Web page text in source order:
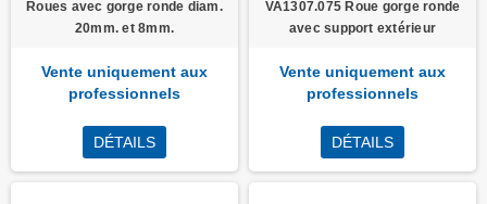
Roues avec gorge ronde diam.
20mm. et 8mm.
Vente uniquement aux
professionnels
DÉTAILS
VA1307.075 Roue gorge ronde
avec support extérieur
Vente uniquement aux
professionnels
DÉTAILS